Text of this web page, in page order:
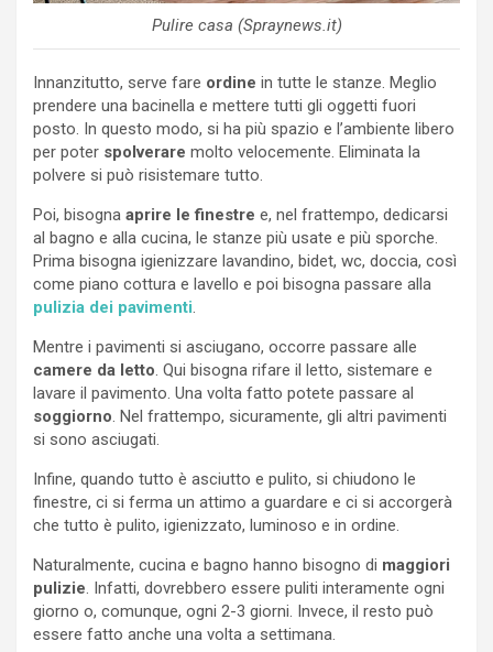
Pulire casa (Spraynews.it)
Innanzitutto, serve fare ordine in tutte le stanze. Meglio
prendere una bacinella e mettere tutti gli oggetti fuori
posto. In questo modo, si ha più spazio e l’ambiente libero
per poter spolverare molto velocemente. Eliminata la
polvere si può risistemare tutto.
Poi, bisogna aprire le finestre e, nel frattempo, dedicarsi
al bagno e alla cucina, le stanze più usate e più sporche.
Prima bisogna igienizzare lavandino, bidet, wc, doccia, così
come piano cottura e lavello e poi bisogna passare alla
pulizia dei pavimenti.
Mentre i pavimenti si asciugano, occorre passare alle
camere da letto. Qui bisogna rifare il letto, sistemare e
lavare il pavimento. Una volta fatto potete passare al
soggiorno. Nel frattempo, sicuramente, gli altri pavimenti
si sono asciugati.
Infine, quando tutto è asciutto e pulito, si chiudono le
finestre, ci si ferma un attimo a guardare e ci si accorgerà
che tutto è pulito, igienizzato, luminoso e in ordine.
Naturalmente, cucina e bagno hanno bisogno di maggiori
pulizie. Infatti, dovrebbero essere puliti interamente ogni
giorno o, comunque, ogni 2-3 giorni. Invece, il resto può
essere fatto anche una volta a settimana.